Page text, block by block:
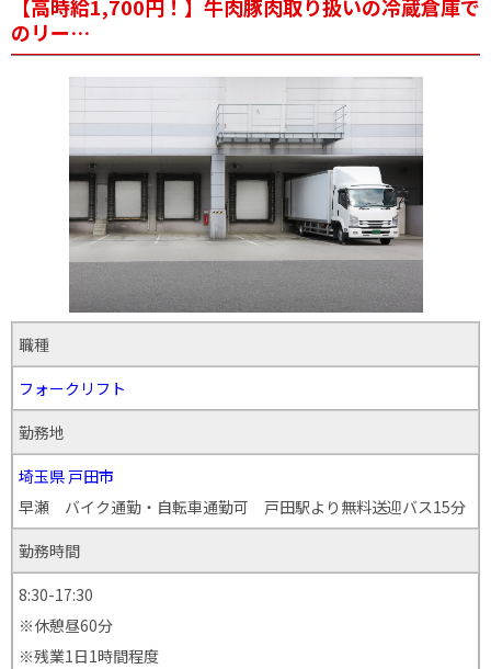
【高時給1,700円！】牛肉豚肉取り扱いの冷蔵倉庫で
のリー…
職種
フォークリフト
勤務地
埼玉県 戸田市
早瀬 バイク通勤・自転車通勤可 戸田駅より無料送迎バス15分
勤務時間
8:30-17:30
※休憩昼60分
※残業1日1時間程度